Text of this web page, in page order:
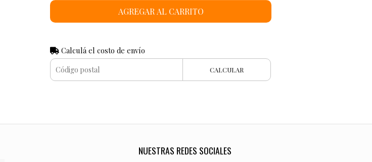
AGREGAR AL CARRITO
Calculá el costo de envío
CALCULAR
NUESTRAS REDES SOCIALES